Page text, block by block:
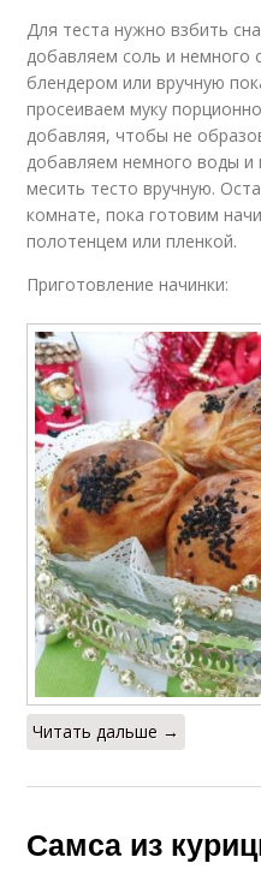
Для теста нужно взбить
добавляем соль и немного
блендером или вручную
просеиваем муку
добавляя, чтобы не
добавляем немного воды
месить тесто вручную.
комнате, пока готовим
полотенцем или пленкой.
Приготовление начинки:
Читать дальше →
Самса из